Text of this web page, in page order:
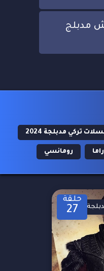
مدبلج
تركي مدبلجة 2024
رومانسي
حلقة
27